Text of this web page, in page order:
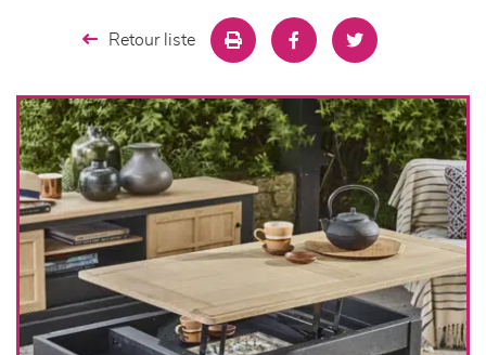
chambres et dressing
literie
décoration
Retour liste